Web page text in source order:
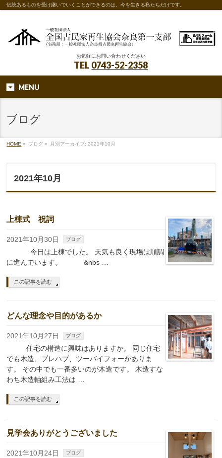
伝統あるものを受け継いでいくことができるのは、今を生きる私たちだけです。
お気軽にお問い合わせください
TEL 0743-52-2358
MENU
ブログ
HOME » ブログ » 月別アーカイブ: 2021年10月
2021年10月
上棟式 祝詞
2021年10月30日 ブログ
今日は上棟でした。 天気も良く現場は順調
に進んでいます。 &nbs …
この記事を読む
どんな理念や目的があるか
2021年10月27日 ブログ
住宅の構造に興味はありますか。 同じ住宅
でも木造、プレハブ、ツーバイフォーがありま
す。 その中でも一番多いのが木造です。 木造すな
わち木造軸組み工法は …
この記事を読む
見学会ありがとうございました
2021年10月24日 ブログ